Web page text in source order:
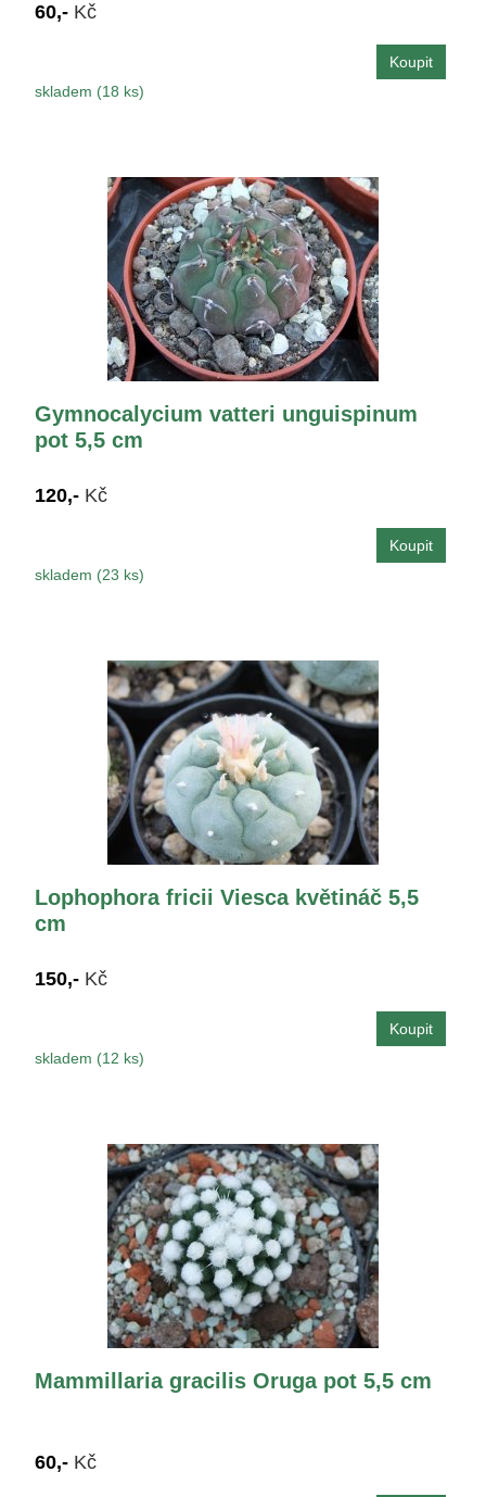
60,- Kč
skladem (18 ks)
Gymnocalycium vatteri unguispinum
pot 5,5 cm
120,- Kč
skladem (23 ks)
Lophophora fricii Viesca květináč 5,5
cm
150,- Kč
skladem (12 ks)
Mammillaria gracilis Oruga pot 5,5 cm
60,- Kč